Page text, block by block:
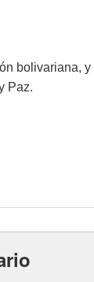
bolivariana,
Paz.